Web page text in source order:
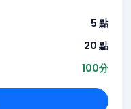
5 點
20 點
100分